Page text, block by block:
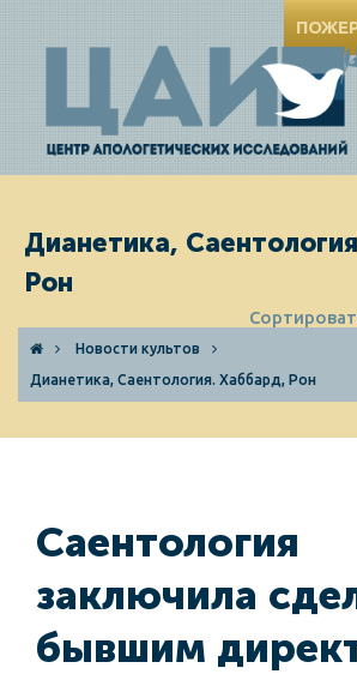
Дианетика,
Рон
Новости культов
Дианетика, Саентология. Хаббард, Рон
Саентология
заключила
бывшим